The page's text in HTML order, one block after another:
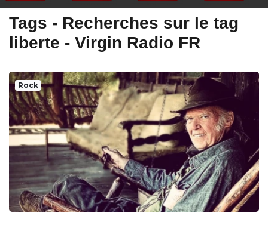
Tags - Recherches sur le tag
liberte - Virgin Radio FR
Rock